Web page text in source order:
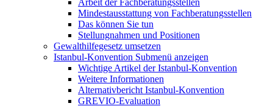
Arbeit der Fachberatungsstellen
Mindestausstattung von Fachberatungsstellen
Das können Sie tun
Stellungnahmen und Positionen
Gewalthilfegesetz umsetzen
Istanbul-Konvention Submenü anzeigen
Wichtige Artikel der Istanbul-Konvention
Weitere Informationen
Alternativbericht Istanbul-Konvention
GREVIO-Evaluation